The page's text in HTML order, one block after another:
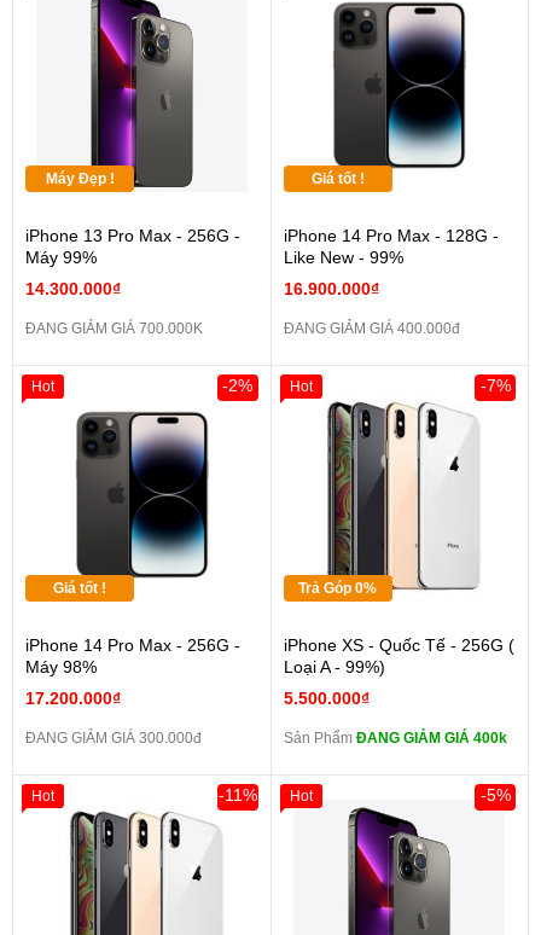
Máy Đẹp !
iPhone 13 Pro Max - 256G -
Máy 99%
14.300.000₫
ĐANG GIẢM GIÁ 700.000K
Giá tốt !
iPhone 14 Pro Max - 128G -
Like New - 99%
16.900.000₫
ĐANG GIẢM GIÁ 400.000đ
Giá tốt !
iPhone 14 Pro Max - 256G -
Máy 98%
17.200.000₫
-2%
ĐANG GIẢM GIÁ 300.000đ
Hot
Trả Góp 0%
iPhone XS - Quốc Tế - 256G (
Loại A - 99%)
5.500.000₫
-7%
Sản Phẩm ĐANG GIẢM GIÁ 400k
Hot
-11%
Hot -5%
Hot